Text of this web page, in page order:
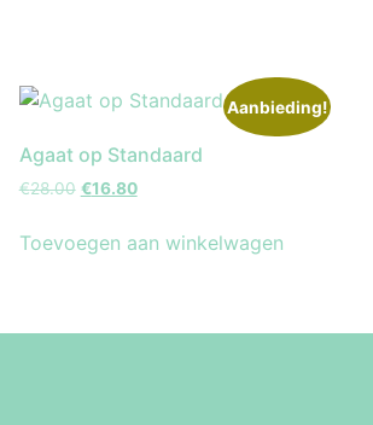
Aanbieding!
Agaat op Standaard
€28.00 €16.80
Toevoegen aan winkelwagen